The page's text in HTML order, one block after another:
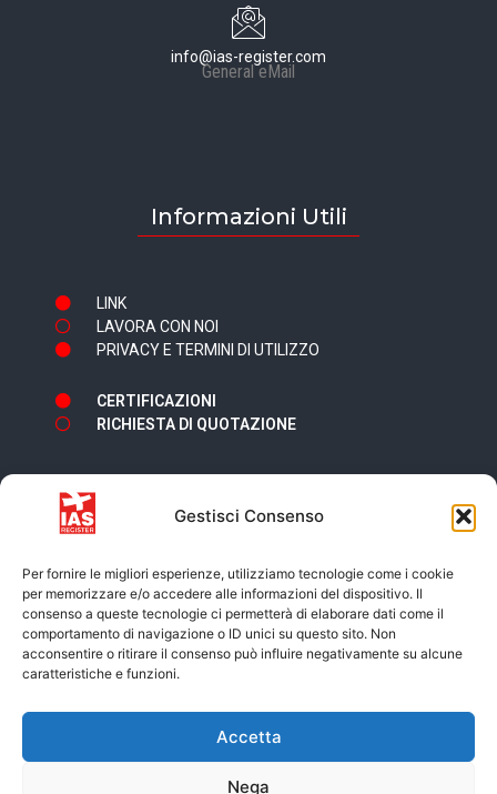
Gestisci Consenso
Per fornire le migliori esperienze, utilizziamo tecnologie come i cookie
per memorizzare e/o accedere alle informazioni del dispositivo. Il
consenso a queste tecnologie ci permetterà di elaborare dati come il
comportamento di navigazione o ID unici su questo sito. Non
acconsentire o ritirare il consenso può influire negativamente su alcune
caratteristiche e funzioni.
Accetta
Nega
info@ias-register.com
General eMail
Informazioni Utili
LINK
LAVORA CON NOI
PRIVACY E TERMINI DI UTILIZZO
CERTIFICAZIONI
RICHIESTA DI QUOTAZIONE
Newsletter